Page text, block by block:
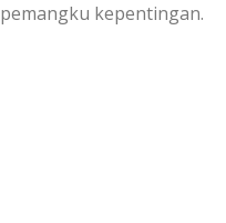
pemangku kepentingan.